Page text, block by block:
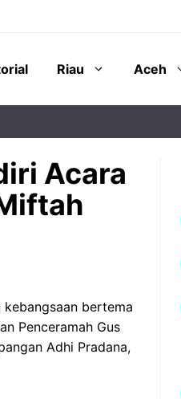
Riau Aceh
Acara
kebangsaan bertema
Penceramah Gus
Adhi Pradana,